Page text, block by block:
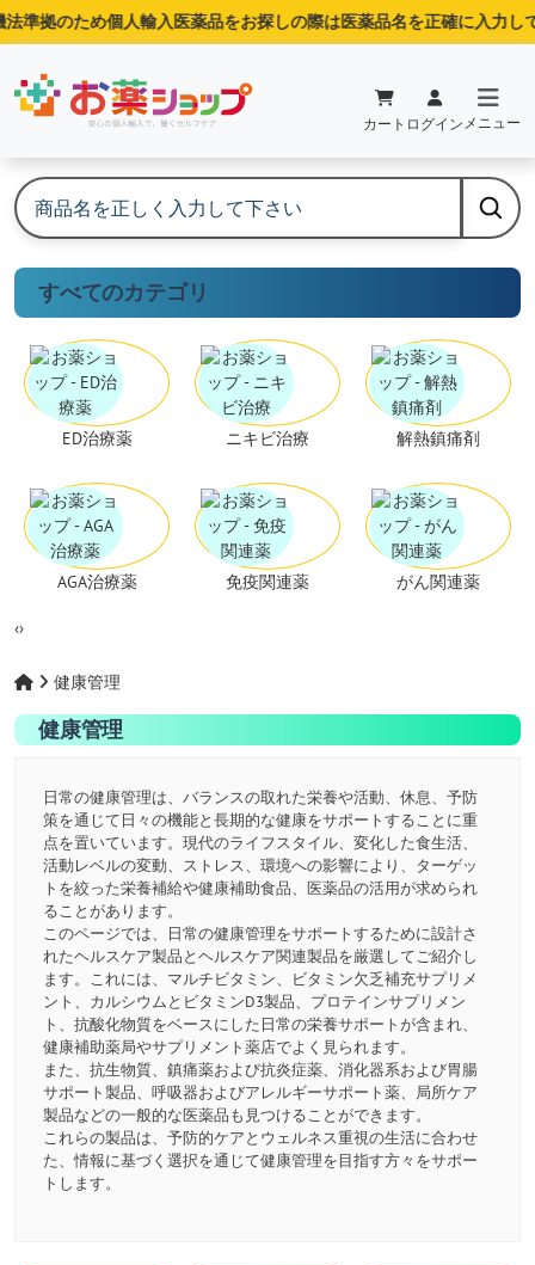
拠のため個人輸入医薬品をお探しの際は医薬品名を正確に入力して下
カート ログイン メニュー
すべてのカテゴリ
ED治療薬
AGA治療薬
ニキビ治療
免疫関連薬
解熱鎮痛剤
がん関連薬
‹›
健康管理
健康管理
日常の健康管理は、バランスの取れた栄養や活動、休息、予防
策を通じて日々の機能と長期的な健康をサポートすることに重
点を置いています。現代のライフスタイル、変化した食生活、
活動レベルの変動、ストレス、環境への影響により、ターゲッ
トを絞った栄養補給や健康補助食品、医薬品の活用が求められ
ることがあります。
このページでは、日常の健康管理をサポートするために設計さ
れたヘルスケア製品とヘルスケア関連製品を厳選してご紹介し
ます。これには、マルチビタミン、ビタミン欠乏補充サプリメ
ント、カルシウムとビタミンD3製品、プロテインサプリメン
ト、抗酸化物質をベースにした日常の栄養サポートが含まれ、
健康補助薬局やサプリメント薬店でよく見られます。
また、抗生物質、鎮痛薬および抗炎症薬、消化器系および胃腸
サポート製品、呼吸器およびアレルギーサポート薬、局所ケア
製品などの一般的な医薬品も見つけることができます。
これらの製品は、予防的ケアとウェルネス重視の生活に合わせ
た、情報に基づく選択を通じて健康管理を目指す方々をサポー
トします。